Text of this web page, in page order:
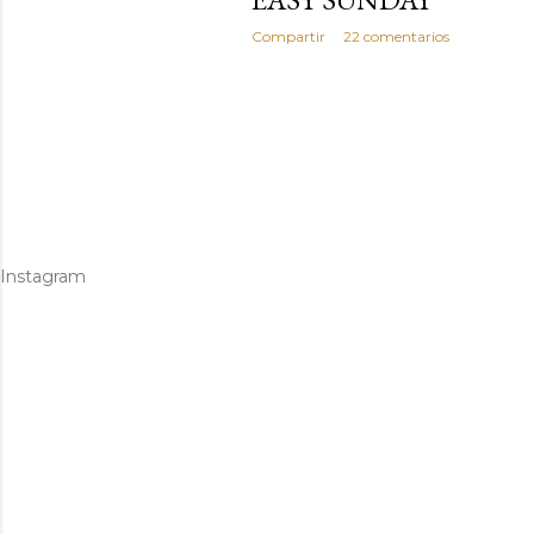
Compartir 22 comentarios
Instagram